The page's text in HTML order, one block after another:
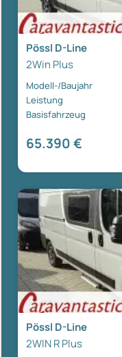
Pössl D-Line
2Win Plus
Modell-/Baujahr
Leistung
Basisfahrzeug
65.390 €
Pössl D-Line
2WIN R Plus